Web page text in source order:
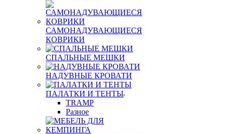
САМОНАДУВАЮЩИЕСЯ
КОВРИКИ
СПАЛЬНЫЕ МЕШКИ
НАДУВНЫЕ КРОВАТИ
ПАЛАТКИ И ТЕНТЫ
TRAMP
Разное